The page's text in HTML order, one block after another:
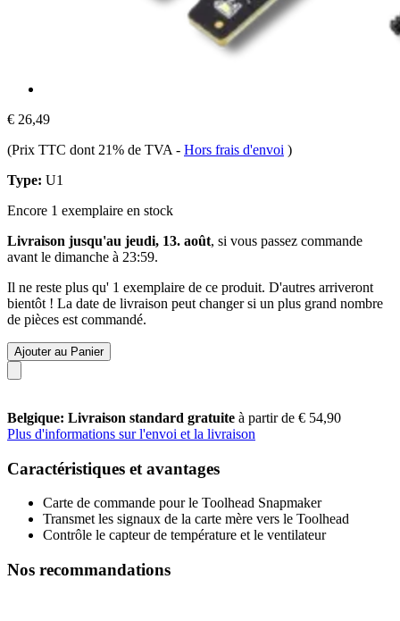
€ 26,49
(Prix TTC dont 21% de TVA - Hors frais d'envoi )
Type: U1
Encore 1 exemplaire en stock
Livraison jusqu'au jeudi, 13. août, si vous passez commande
avant le dimanche à 23:59.
Il ne reste plus qu' 1 exemplaire de ce produit. D'autres arriveront
bientôt ! La date de livraison peut changer si un plus grand nombre
de pièces est commandé.
Ajouter au Panier
Belgique: Livraison standard gratuite à partir de € 54,90
Plus d'informations sur l'envoi et la livraison
Caractéristiques et avantages
Carte de commande pour le Toolhead Snapmaker
Transmet les signaux de la carte mère vers le Toolhead
Contrôle le capteur de température et le ventilateur
Nos recommandations